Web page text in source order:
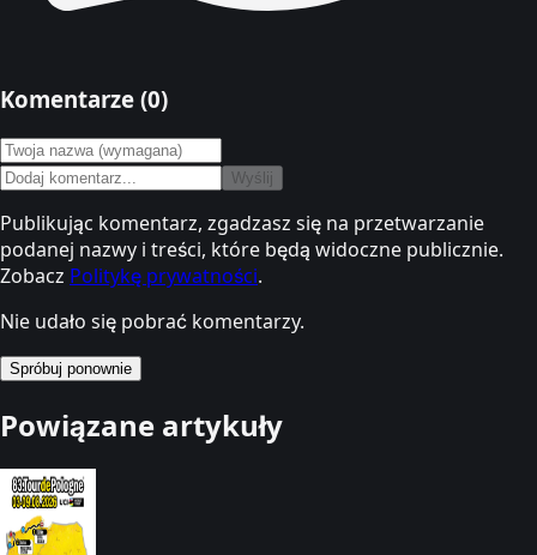
Komentarze (0)
Wyślij
Publikując komentarz, zgadzasz się na przetwarzanie
podanej nazwy i treści, które będą widoczne publicznie.
Zobacz Politykę prywatności.
Nie udało się pobrać komentarzy.
Spróbuj ponownie
Powiązane artykuły